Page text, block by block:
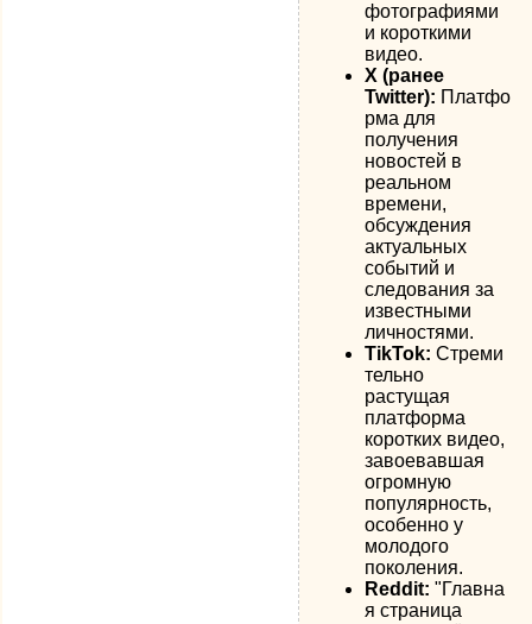
фотографиями
и короткими
видео.
X (ранее
Twitter): Платфо
рма для
получения
новостей в
реальном
времени,
обсуждения
актуальных
событий и
следования за
известными
личностями.
TikTok: Стреми
тельно
растущая
платформа
коротких видео,
завоевавшая
огромную
популярность,
особенно у
молодого
поколения.
Reddit: "Главна
я страница